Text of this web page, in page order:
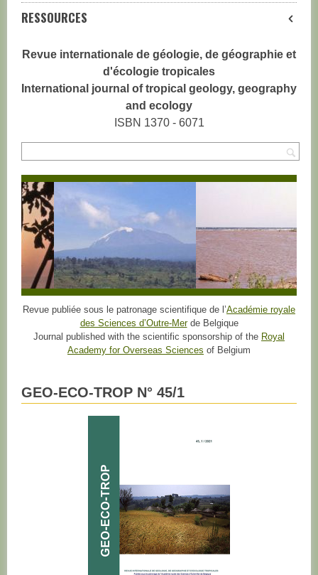
RESSOURCES
Revue internationale de géologie, de géographie et
d'écologie tropicales
International journal of tropical geology, geography
and ecology
ISBN 1370 - 6071
Revue publiée sous le patronage scientifique de l’Académie royale
des Sciences d’Outre-Merde Belgique
Journal published with the scientific sponsorship of the Royal
Academy for Overseas Sciences of Belgium
GEO-ECO-TROP N° 45/1